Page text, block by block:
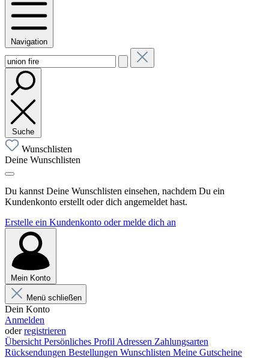
Navigation
Suche
Wunschlisten
Deine Wunschlisten
Du kannst Deine Wunschlisten einsehen, nachdem Du ein
Kundenkonto erstellt oder dich angemeldet hast.
Erstelle ein Kundenkonto oder melde dich an
Mein Konto
Menü schließen
Dein Konto
Anmelden
oderregistrieren
Übersicht Persönliches Profil Adressen Zahlungsarten
Rücksendungen Bestellungen Wunschlisten Meine Gutscheine